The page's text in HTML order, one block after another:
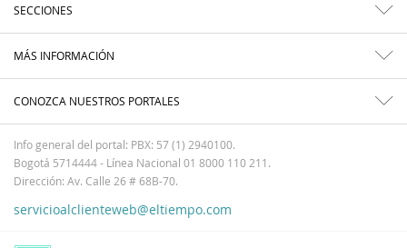
SECCIONES
MÁS INFORMACIÓN
CONOZCA NUESTROS PORTALES
Info general del portal: PBX: 57 (1) 2940100.
Bogotá 5714444 - Línea Nacional 01 8000 110 211.
Dirección: Av. Calle 26 # 68B-70.
servicioalclienteweb@eltiempo.com